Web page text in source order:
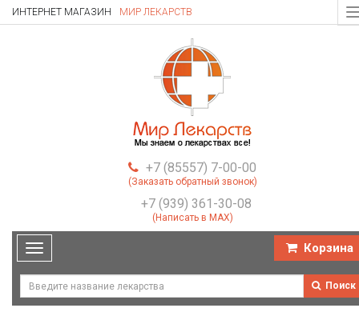
ИНТЕРНЕТ МАГАЗИН МИР ЛЕКАРСТВ
+7 (85557) 7-00-00
(Заказать обратный звонок)
+7 (939) 361-30-08
(Написать в MAX)
Toggle
navigation
Корзина
Поиск